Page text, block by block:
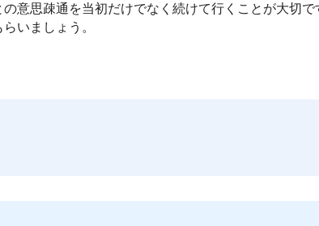
意思疎通を当初だけでなく続けて行くことが大切
いましょう。